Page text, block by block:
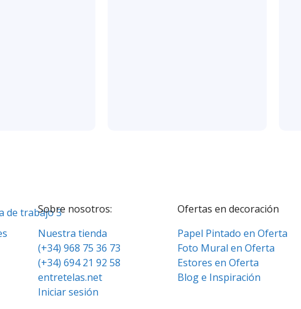
Sobre nosotros:
Nuestra tienda
(+34) 968 75 36 73
(+34) 694 21 92 58
entretelas.net
Iniciar sesión
Ofertas en decoración
Papel Pintado en Oferta
Foto Mural en Oferta
Estores en Oferta
Blog e Inspiración